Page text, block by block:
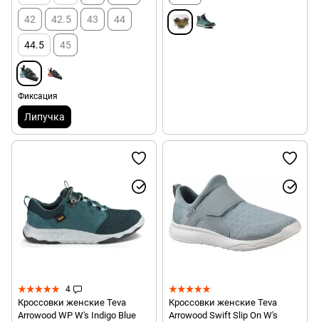
42 42.5 43 44
44.5 45
Фиксация
Липучка
4
Кроссовки женские Teva
Arrowood WP W's Indigo Blue
Кроссовки женские Teva
Arrowood Swift Slip On W's